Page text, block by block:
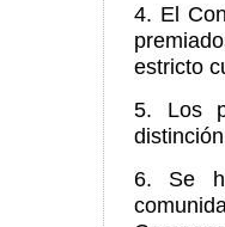
4. El
estricto
5. Los
6. Se